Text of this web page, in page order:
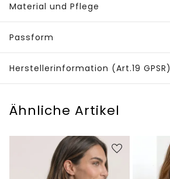
Material und Pflege
Passform
Herstellerinformation (Art.19 GPSR)
Ähnliche Artikel